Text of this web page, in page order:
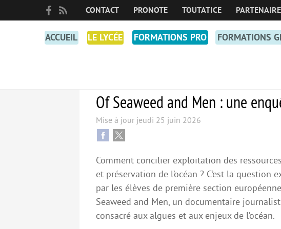
CONTACT PRONOTE TOUTATICE
ACCUEIL LE LYCÉE FORMATIONS PRO FORMATIONS
Of Seaweed and Men : une
Mise à jour jeudi 25 juin 2026
Comment concilier exploitation des
et préservation de l’océan ? C’est la question
par les élèves de première section
Seaweed and Men, un documentaire
consacré aux algues et aux enjeux de l’océan.